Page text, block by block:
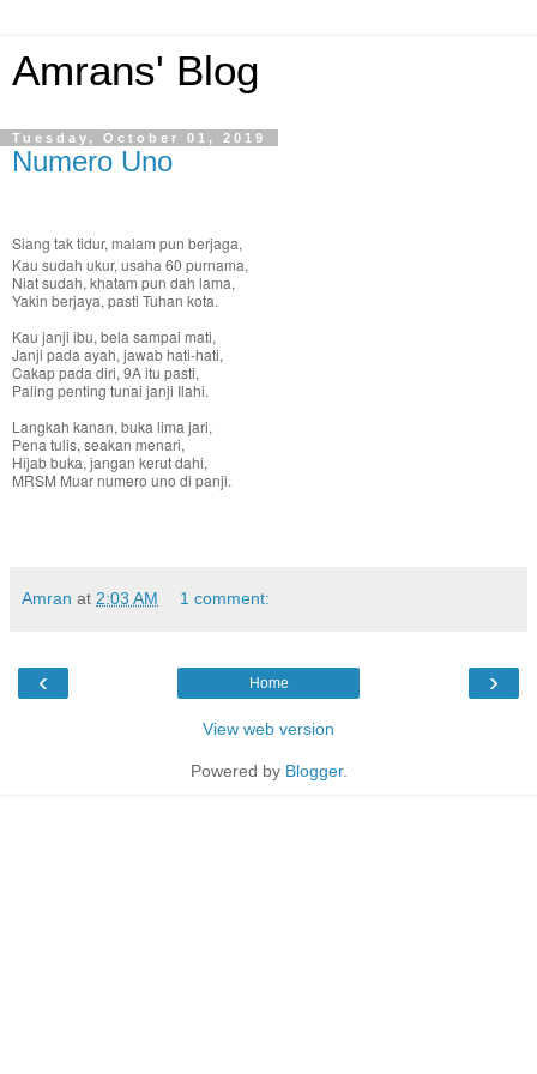
Amrans' Blog
Tuesday, October 01, 2019
Numero Uno
Siang tak tidur, malam pun berjaga,
Kau sudah ukur, usaha 60 purnama,
Niat sudah, khatam pun dah lama,
Yakin berjaya, pasti Tuhan kota.
Kau janji ibu, bela sampai mati,
Janji pada ayah, jawab hati-hati,
Cakap pada diri, 9A itu pasti,
Paling penting tunai janji Ilahi.
Langkah kanan, buka lima jari,
Pena tulis, seakan menari,
Hijab buka, jangan kerut dahi,
MRSM Muar numero uno di panji.
Amran at 2:03 AM 1 comment:
‹ ›
Home
View web version
Powered by Blogger.